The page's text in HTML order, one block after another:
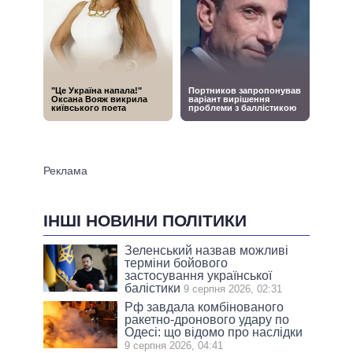
ІНШІ НОВИНИ ПОЛІТИКИ
Зеленський назвав можливі
терміни бойового
застосування української
балістики 9 серпня 2026, 02:31
Рф завдала комбінованого
ракетно-дронового удару по
Одесі: що відомо про наслідки
9 серпня 2026, 04:41